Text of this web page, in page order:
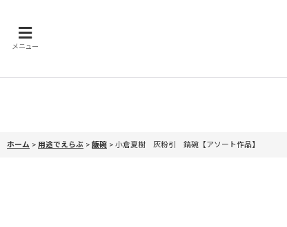
メニュー
ホーム > 用途でえらぶ > 飯碗 > 小倉夏樹 灰粉引 鎬碗【アソート作品】